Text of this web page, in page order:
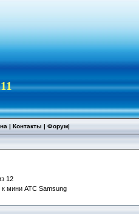
| Контакты | Форум|
12
к мини АТС Samsung